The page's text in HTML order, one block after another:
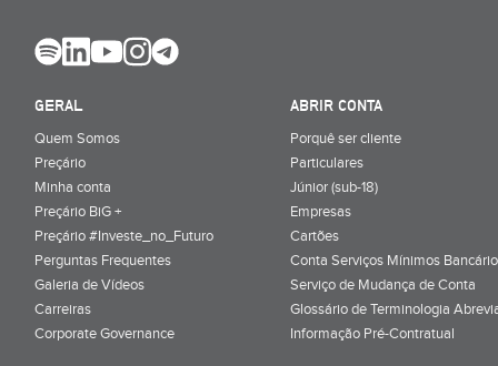
GERAL
Quem Somos
Preçário
Minha conta
Preçário BiG +
Preçário #Investe_no_Futuro
Perguntas Frequentes
Galeria de Vídeos
Carreiras
Corporate Governance
ABRIR CONTA
Porquê ser cliente
Particulares
Júnior (sub-18)
Empresas
Cartões
Conta Serviços Mínimos
Serviço de Mudança de Conta
Glossário de Terminologia
Informação Pré-Contratual